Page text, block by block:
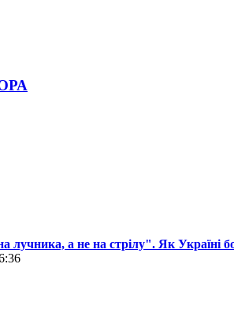
лучника, а не на стрілу". Як Україні